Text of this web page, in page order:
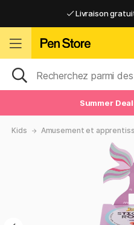
Livraison
Livraison
Livraison
Livraison
Summer
Kids Amusement et